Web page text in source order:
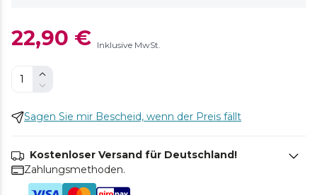
22,90 € Inklusive MwSt.
Sagen Sie mir Bescheid, wenn der Preis fällt
Kostenloser Versand für Deutschland!
Zahlungsmethoden.